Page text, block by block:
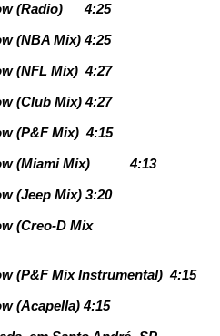
(Radio)
4:25
(NBA Mix) 4:25
(NFL Mix) 4:27
(Club Mix) 4:27
(P&F Mix) 4:15
(Miami Mix)
4:13
(Jeep Mix) 3:20
(Creo-D Mix
(P&F Mix Instrumental) 4:15
(Acapella) 4:15